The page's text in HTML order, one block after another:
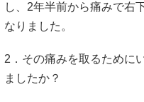
し、2年半前から痛みで右
なりました。
2．その痛みを取るために
ましたか？